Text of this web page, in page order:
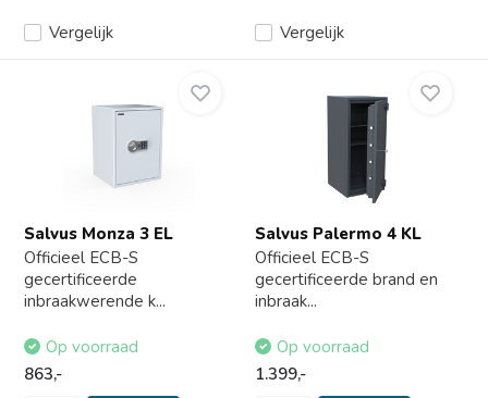
Vergelijk Vergelijk
Salvus Monza 3 EL
Officieel ECB-S
gecertificeerde
inbraakwerende k...
Op voorraad
863,-
Salvus Palermo 4 KL
Officieel ECB-S
gecertificeerde brand en
inbraak...
Op voorraad
1.399,-